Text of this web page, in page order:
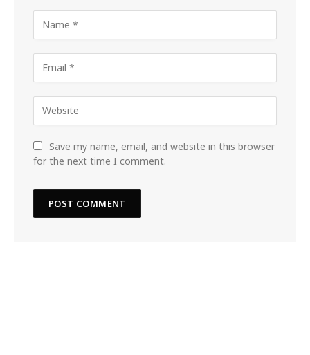
Save my name, email, and website in this browser
for the next time I comment.